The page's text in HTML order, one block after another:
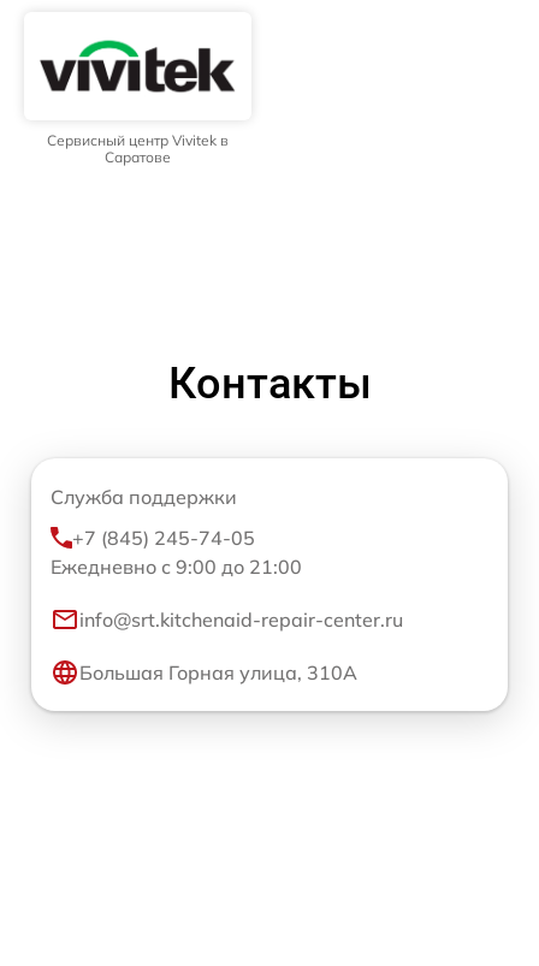
Сервисный центр Vivitek в
Саратове
Контакты
Служба поддержки
+7 (845) 245-74-05
Ежедневно с 9:00 до 21:00
info@srt.kitchenaid-repair-center.ru
Большая Горная улица, 310А